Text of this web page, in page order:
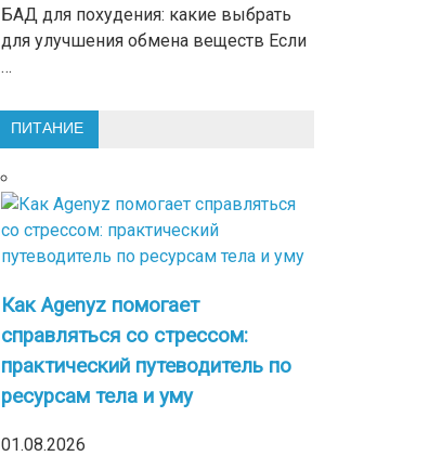
БАД для похудения: какие выбрать
для улучшения обмена веществ Если
…
ПИТАНИЕ
Как Agenyz помогает
справляться со стрессом:
практический путеводитель по
ресурсам тела и уму
01.08.2026